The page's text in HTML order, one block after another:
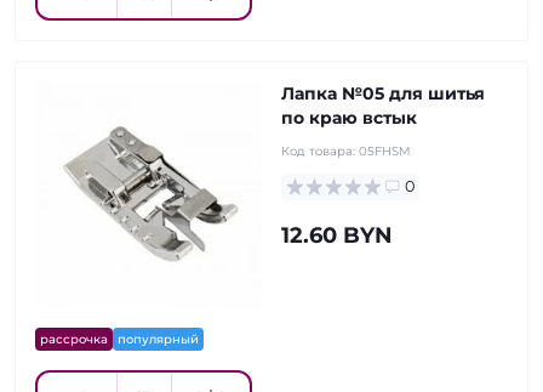
рассрочка популярный
Лапка №05 для шитья
по краю встык
Код товара: 05FHSM
0
12.60 BYN